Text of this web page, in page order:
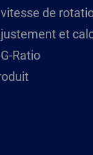
de
et
Ratio